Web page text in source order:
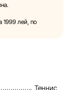
быть
вносить
1999 лей, по
Теннис